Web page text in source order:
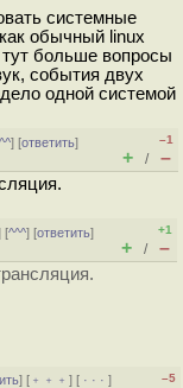
системные
обычный linux
тут больше вопросы
события двух
одной системой
] [ответить]
–1
+ / –
[^^^] [ответить]
+1
+ / –
] [ ﹢﹢﹢] [ · · ·] –5